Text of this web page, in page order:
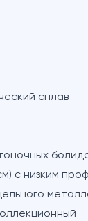
сплав
с низким